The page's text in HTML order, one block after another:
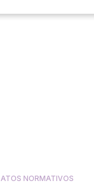
ATOS NORMATIVOS